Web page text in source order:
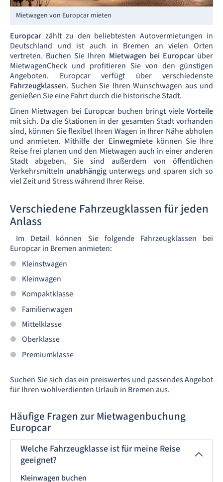
Mietwagen von Europcar mieten
Europcar zählt zu den beliebtesten Autovermietungen in
Deutschland und ist auch in Bremen an vielen Orten
vertreten. Buchen Sie Ihren Mietwagen bei Europcarüber
MietwagenCheck und profitieren Sie von den günstigen
Angeboten. Europcar verfügt über verschiedenste
Fahrzeugklassen. Suchen Sie Ihren Wunschwagen aus und
genießen Sie eine Fahrt durch die historische Stadt.
Einen Mietwagen bei Europcar buchen bringt viele Vorteile
mit sich. Da die Stationen in der gesamten Stadt vorhanden
sind, können Sie flexibel Ihren Wagen in Ihrer Nähe abholen
und anmieten. Mithilfe der Einwegmiete können Sie Ihre
Reise frei planen und den Mietwagen auch in einer anderen
Stadt abgeben. Sie sind außerdem von öffentlichen
Verkehrsmitteln unabhängig unterwegs und sparen sich so
viel Zeit und Stress während Ihrer Reise.
Verschiedene Fahrzeugklassen für jeden
Anlass
Im Detail können Sie folgende Fahrzeugklassen bei
Europcar in Bremen anmieten:
Kleinstwagen
Kleinwagen
Kompaktklasse
Familienwagen
Mittelklasse
Oberklasse
Premiumklasse
Suchen Sie sich das ein preiswertes und passendes Angebot
für Ihren wohlverdienten Urlaub in Bremen aus.
Häufige Fragen zur Mietwagenbuchung
Europcar
Welche Fahrzeugklasse ist für meine Reise
geeignet?
Kleinwagen buchen